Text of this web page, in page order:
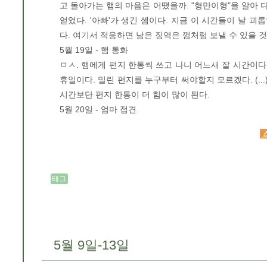
고 돌아가는 햄의 마음은 어땠을까. "형만이형"을 알아
얻었다. '아빠'가 생긴 셈이다. 지금 이 시간들이 날 괴
다. 여기서 적응하면 남은 징역은 껌처럼 보낼 수 있을
5월 19일 - 햄 통화
ㅁㅅ. 햄에게 편지 한통씩 쓰고 나니 어느새 잘 시간이
휴일이다. 밀린 편지를 누구부터 써야할지 모르겠다.
시간보단 편지 한통이 더 힘이 많이 된다.
5월 20일 - 엄마 접견.
태그
5월 9일-13일